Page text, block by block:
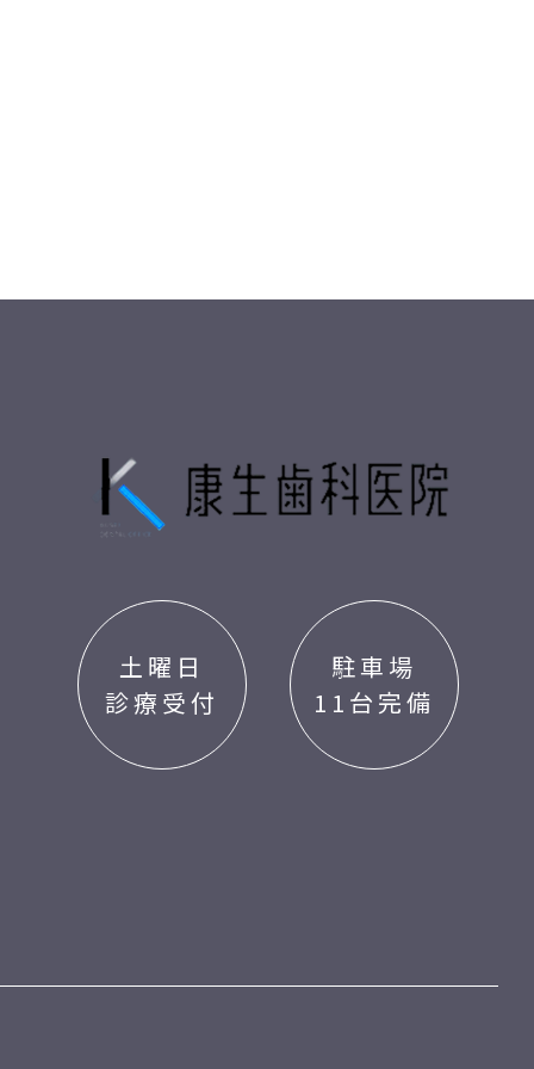
土曜日
診療受付
駐車場
11台完備